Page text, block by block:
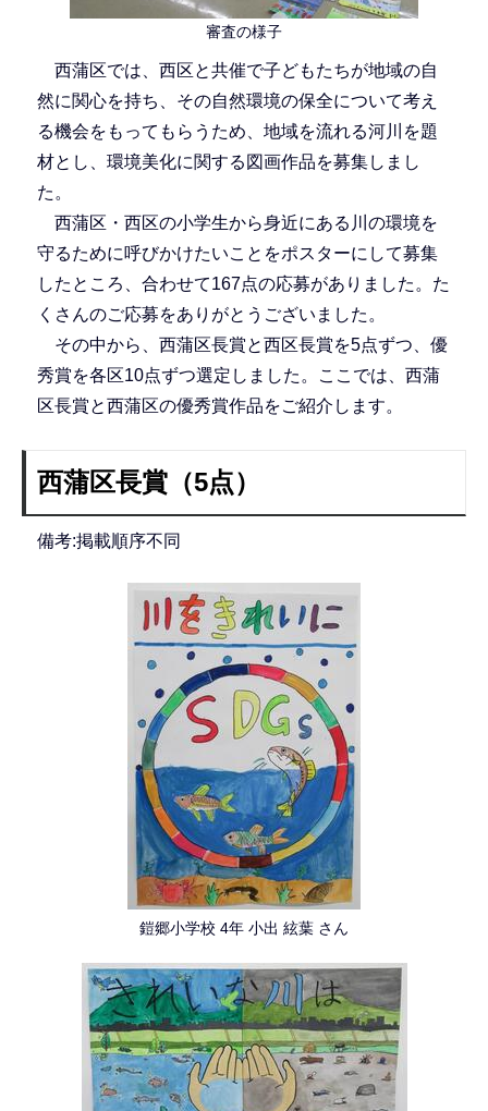
審査の様子
西蒲区では、西区と共催で子どもたちが地域の自
然に関心を持ち、その自然環境の保全について考え
る機会をもってもらうため、地域を流れる河川を題
材とし、環境美化に関する図画作品を募集しまし
た。
西蒲区・西区の小学生から身近にある川の環境を
守るために呼びかけたいことをポスターにして募集
したところ、合わせて167点の応募がありました。た
くさんのご応募をありがとうございました。
その中から、西蒲区長賞と西区長賞を5点ずつ、優
秀賞を各区10点ずつ選定しました。ここでは、西蒲
区長賞と西蒲区の優秀賞作品をご紹介します。
西蒲区長賞（5点）
備考:掲載順序不同
鎧郷小学校 4年 小出 絃葉 さん